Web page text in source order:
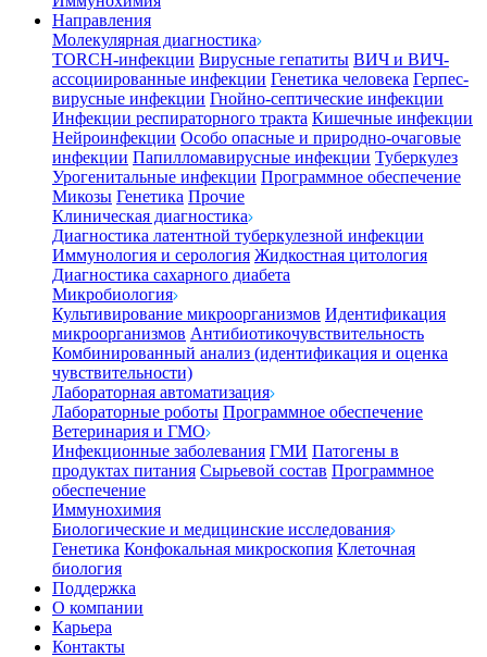
Направления
Молекулярная диагностика
TORCH-инфекции Вирусные гепатиты ВИЧ и ВИЧ-
ассоциированные инфекции Генетика человека Герпес-
вирусные инфекции Гнойно-септические инфекции
Инфекции респираторного тракта Кишечные инфекции
Нейроинфекции Особо опасные и природно-очаговые
инфекции Папилломавирусные инфекции Туберкулез
Урогенитальные инфекции Программное обеспечение
Микозы Генетика Прочие
Клиническая диагностика
Диагностика латентной туберкулезной инфекции
Иммунология и серология Жидкостная цитология
Диагностика сахарного диабета
Микробиология
Культивирование микроорганизмов Идентификация
микроорганизмов Антибиотикочувствительность
Комбинированный анализ (идентификация и оценка
чувствительности)
Лабораторная автоматизация
Лабораторные роботы Программное обеспечение
Ветеринария и ГМО
Инфекционные заболевания ГМИ Патогены в
продуктах питания Сырьевой состав Программное
обеспечение
Иммунохимия
Биологические и медицинские исследования
Генетика Конфокальная микроскопия Клеточная
биология
Поддержка
О компании
Карьера
Контакты